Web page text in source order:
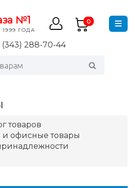
№1
1999 ГОДА
0
(343) 288-70-44
товаров
и офисные товары